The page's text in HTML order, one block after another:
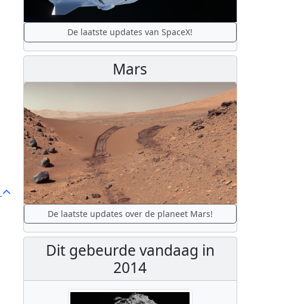
De laatste updates van SpaceX!
Mars
De laatste updates over de planeet Mars!
Dit gebeurde vandaag in
2014